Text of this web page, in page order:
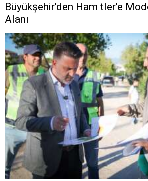
Büyükşehir’den Hamitler’e
Alanı